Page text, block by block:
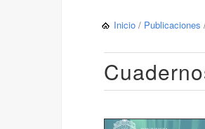
Inicio / Publicaciones